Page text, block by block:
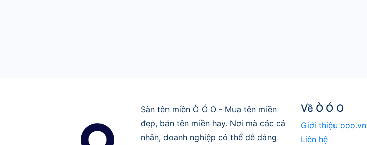
Sàn tên miền Ò Ó O - Mua tên miền
đẹp, bán tên miền hay. Nơi mà các cá
nhân, doanh nghiệp có thể dễ dàng
Về Ò Ó O
Giới thiệu ooo.vn
Liên hệ